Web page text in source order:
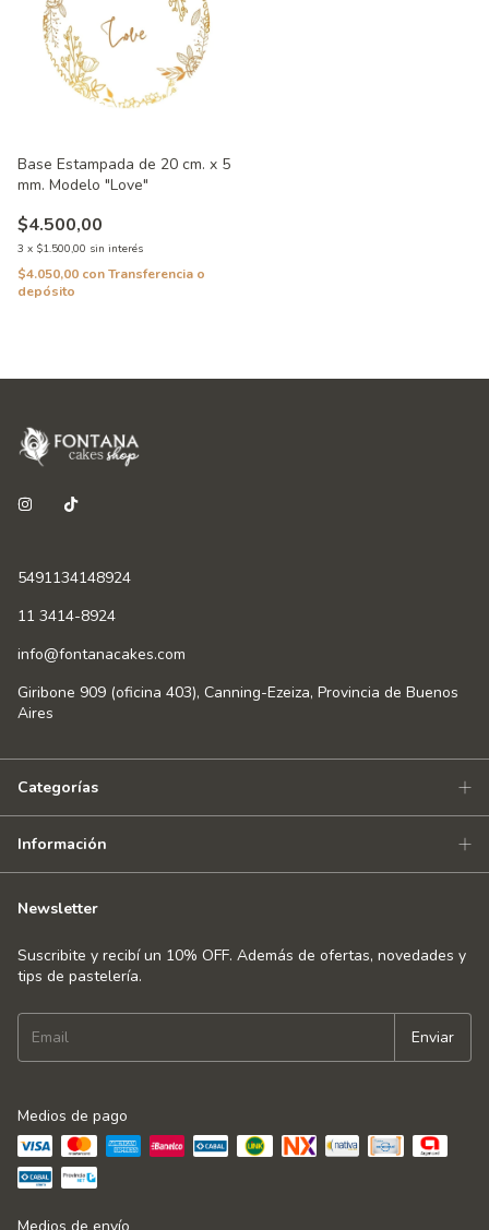
Base Estampada de 20 cm. x 5
mm. Modelo "Love"
$4.500,00
3 x $1.500,00 sin interés
$4.050,00 conTransferencia o
depósito
5491134148924
11 3414-8924
info@fontanacakes.com
Giribone 909 (oficina 403), Canning-Ezeiza, Provincia de Buenos
Aires
Categorías
Información
Newsletter
Suscribite y recibí un 10% OFF. Además de ofertas, novedades y
tips de pastelería.
Medios de pago